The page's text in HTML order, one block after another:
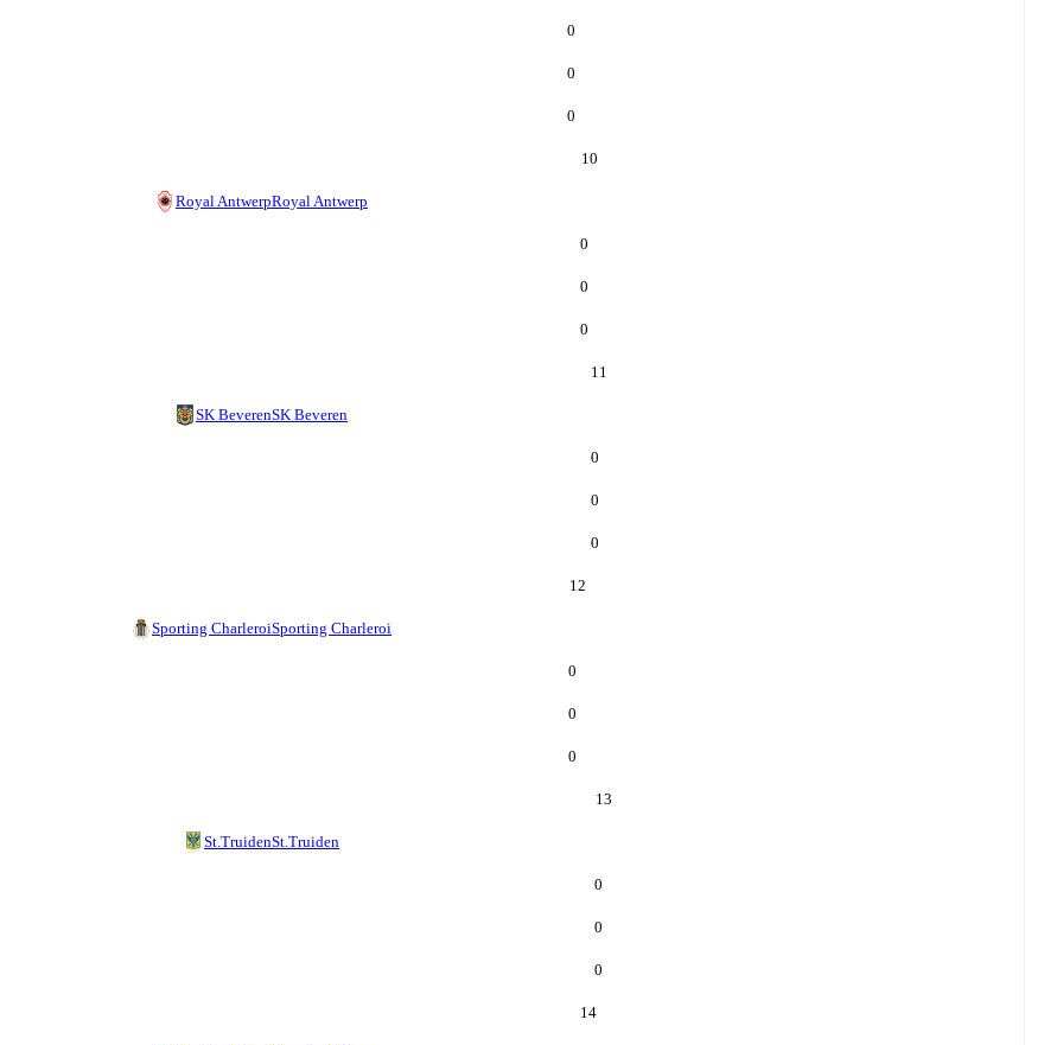
0
0
0
10
Royal AntwerpRoyal Antwerp
0
0
0
11
SK BeverenSK Beveren
0
0
0
12
Sporting CharleroiSporting Charleroi
0
0
0
13
St.TruidenSt.Truiden
0
0
0
14